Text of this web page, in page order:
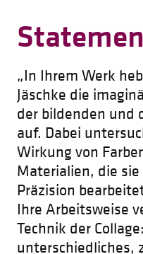
„In Ihrem Werk
Jäschke die
der bildenden und
auf. Dabei
Wirkung von
Materialien, die
Präzision
Ihre Arbeitsweise
Technik der
unterschiedliches,